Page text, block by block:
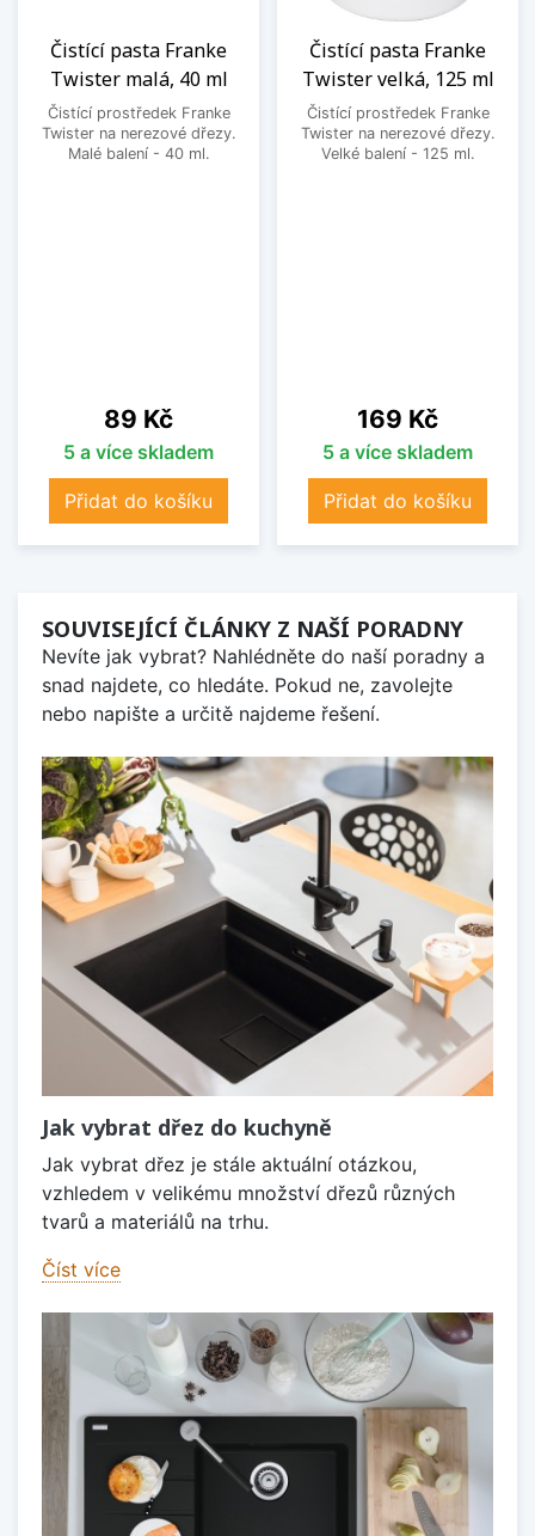
Čistící pasta Franke
Twister malá, 40 ml
Čistící prostředek Franke
Twister na nerezové dřezy.
Malé balení - 40 ml.
Cena
89 Kč
5 a více skladem
Přidat do košíku
Čistící pasta Franke
Twister velká, 125 ml
Čistící prostředek Franke
Twister na nerezové dřezy.
Velké balení - 125 ml.
Cena
169 Kč
5 a více skladem
Přidat do košíku
SOUVISEJÍCÍ ČLÁNKY Z NAŠÍ PORADNY
Nevíte jak vybrat? Nahlédněte do naší poradny a
snad najdete, co hledáte. Pokud ne, zavolejte
nebo napište a určitě najdeme řešení.
Jak vybrat dřez do kuchyně
Jak vybrat dřez je stále aktuální otázkou,
vzhledem v velikému množství dřezů různých
tvarů a materiálů na trhu.
Číst více